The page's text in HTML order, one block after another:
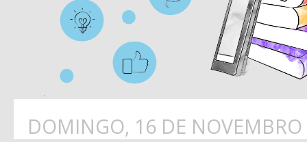
DOMINGO, 16 DE